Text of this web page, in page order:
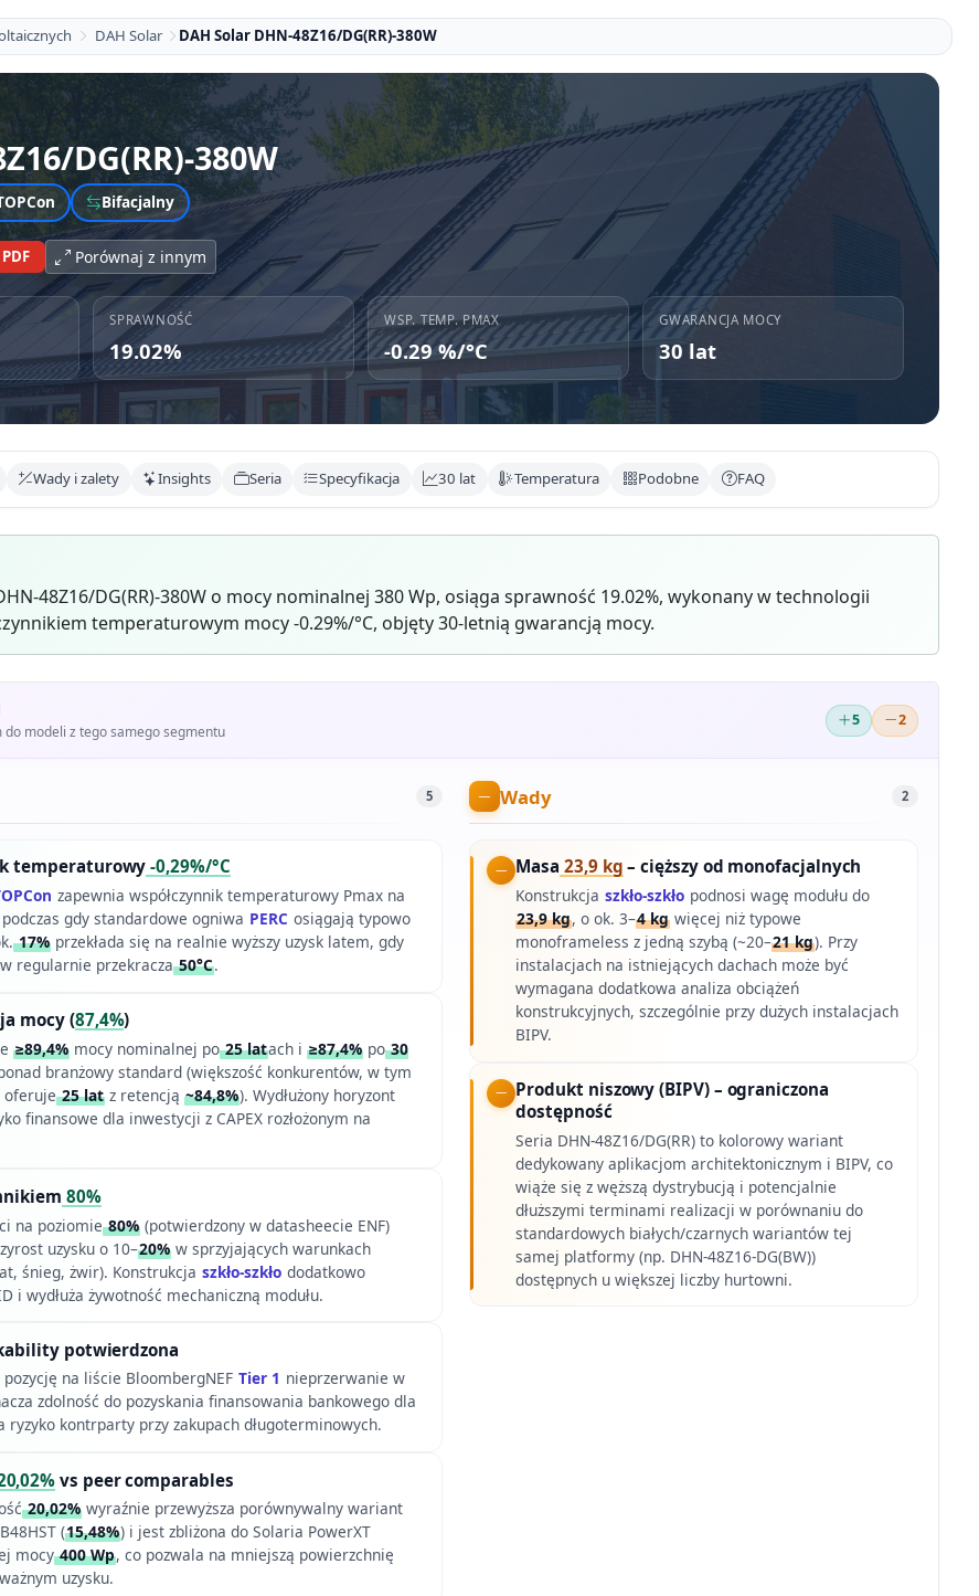
DAH Solar DAH Solar DHN-48Z16/DG(RR)-380W
DG(RR)-380W
Bifacjalny
Porównaj z innym
SPRAWNOŚĆ
19.02%
WSP. TEMP. PMAX
-0.29 %/°C
GWARANCJA MOCY
30 lat
Wady i zalety Insights Seria Specyfikacja 30 lat Temperatura Podobne FAQ
48Z16/DG(RR)-380W o mocy nominalnej 380 Wp, osiąga sprawność 19.02%, wykonany w technologii
temperaturowym mocy -0.29%/°C, objęty 30-letnią gwarancją mocy.
modeli z tego samego segmentu
5 2
5
temperaturowy -0,29%/°C
zapewnia współczynnik temperaturowy Pmax na
gdy standardowe ogniwa PERC osiągają typowo
17%przekłada się na realnie wyższy uzysk latem, gdy
regularnie przekracza50°C.
mocy (87,4%)
≥89,4%mocy nominalnej po25 latach i ≥87,4%po30
branżowy standard (większość konkurentów, w tym
oferuje25 latz retencją ~84,8%). Wydłużony horyzont
finansowe dla inwestycji z CAPEX rozłożonym na
80%
na poziomie80%(potwierdzony w datasheecie ENF)
uzysku o 10–20%w sprzyjających warunkach
śnieg, żwir). Konstrukcja szkło-szkło dodatkowo
i wydłuża żywotność mechaniczną modułu.
potwierdzona
na liście BloombergNEF Tier 1 nieprzerwanie w
zdolność do pozyskania finansowania bankowego dla
ryzyko kontrparty przy zakupach długoterminowych.
vs peer comparables
20,02%wyraźnie przewyższa porównywalny wariant
(15,48%) i jest zbliżona do Solaria PowerXT
mocy400 Wp, co pozwala na mniejszą powierzchnię
uzysku.
Wady 2
Masa 23,9 kg – cięższy od monofacjalnych
Konstrukcja szkło-szkło podnosi wagę modułu do
23,9 kg, o ok. 3–4 kg więcej niż typowe
monoframeless z jedną szybą (~20–21 kg). Przy
instalacjach na istniejących dachach może być
wymagana dodatkowa analiza obciążeń
konstrukcyjnych, szczególnie przy dużych instalacjach
BIPV.
Produkt niszowy (BIPV) – ograniczona
dostępność
Seria DHN-48Z16/DG(RR) to kolorowy wariant
dedykowany aplikacjom architektonicznym i BIPV, co
wiąże się z węższą dystrybucją i potencjalnie
dłuższymi terminami realizacji w porównaniu do
standardowych białych/czarnych wariantów tej
samej platformy (np. DHN-48Z16-DG(BW))
dostępnych u większej liczby hurtowni.